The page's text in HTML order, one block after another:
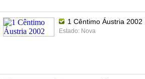
1 Cêntimo Áustria 2002
Estado: Nova